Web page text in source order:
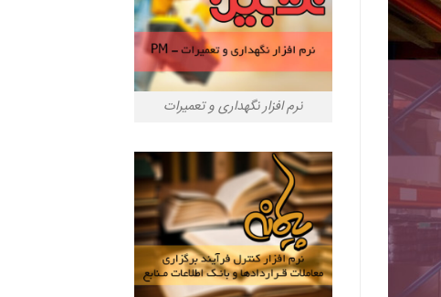
نرم افزار نگهداری و تعمیرات